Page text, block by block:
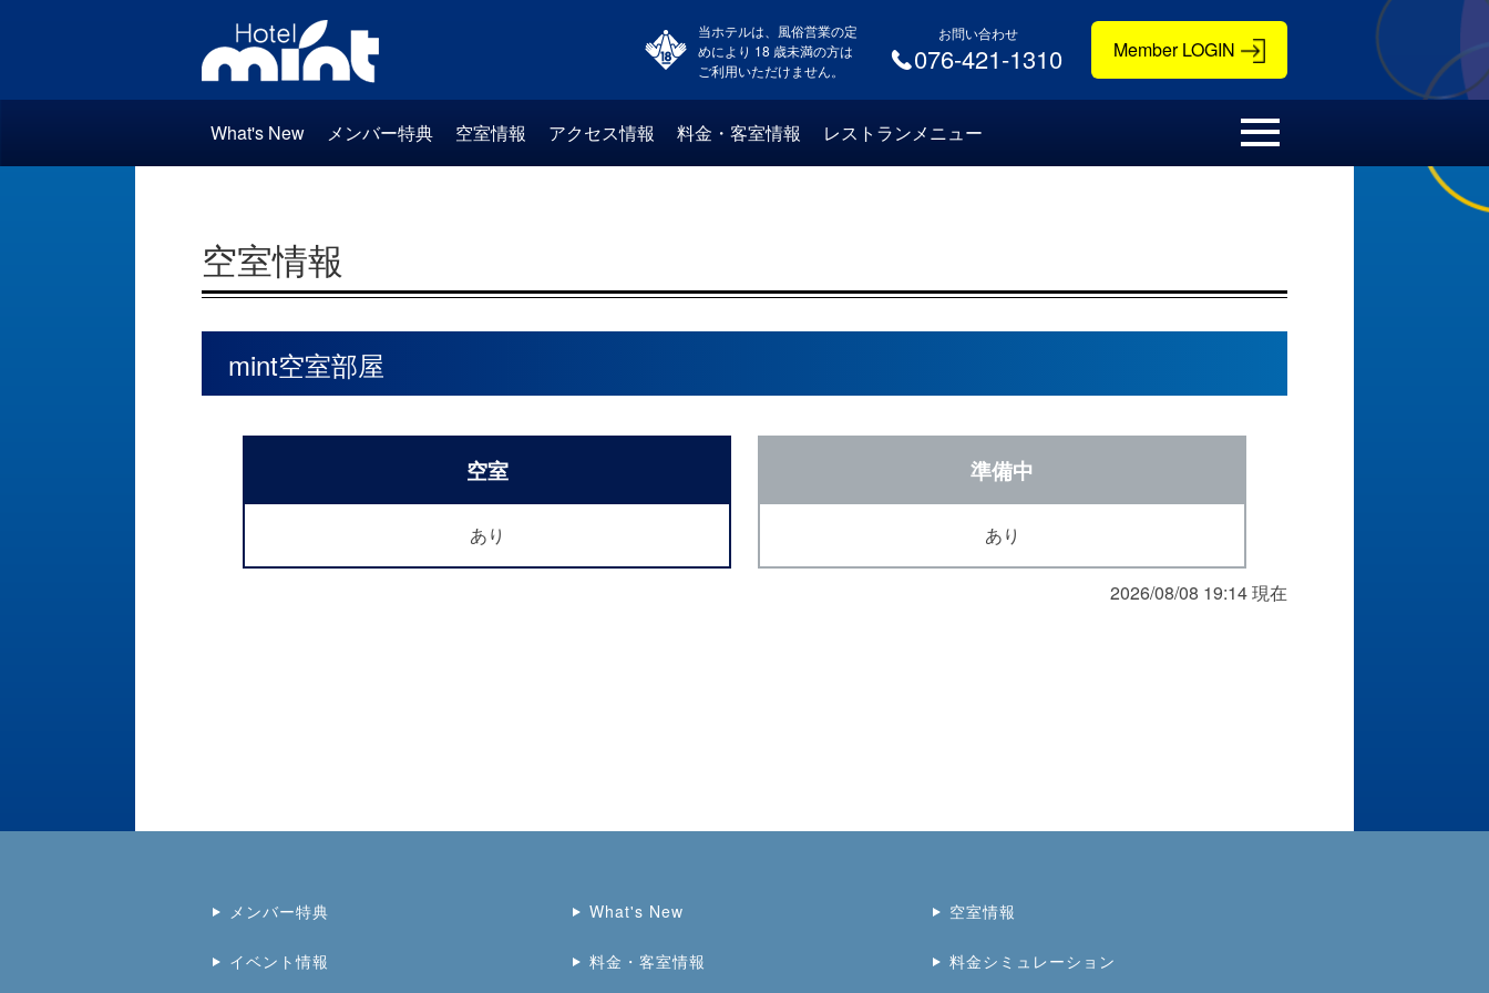
当ホテルは、風俗営業の定
めにより 18 歳未満の方は
ご利用いただけません。
お問い合わせ
076-421-1310
What's New メンバー特典 空室情報 アクセス情報 料金・客室情報 レストランメニュー
空室情報
mint空室部屋
空室
あり
準備中
あり
2026/08/08 19:14 現在
メンバー特典 What's New 空室情報
イベント情報 料金・客室情報 料金シミュレーション